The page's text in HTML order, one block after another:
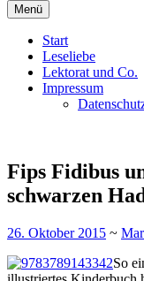
Menü
Start
Leseliebe
Lektorat und Co.
Impressum
Fips Fidibus
schwarzen
26. Oktober 2015 ~
So